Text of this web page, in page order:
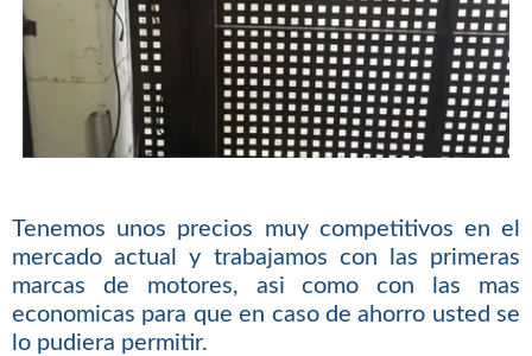
Tenemos unos precios muy competitivos en el
mercado actual y trabajamos con las primeras
marcas de motores, asi como con las mas
economicas para que en caso de ahorro usted se
lo pudiera permitir.